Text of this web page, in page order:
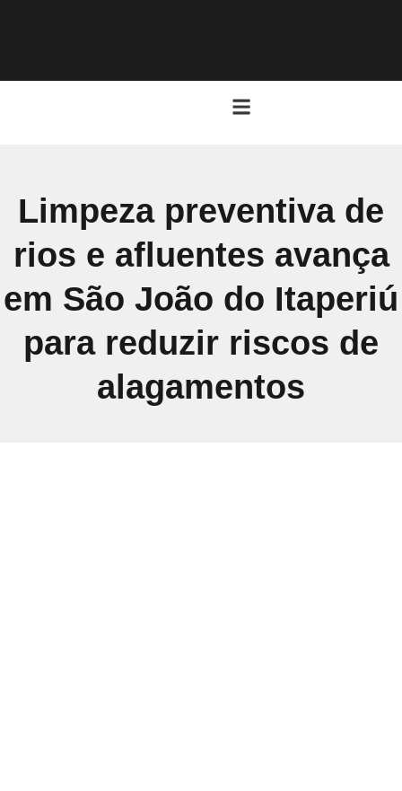
Limpeza preventiva de
rios e afluentes avança
em São João do Itaperiú
para reduzir riscos de
alagamentos